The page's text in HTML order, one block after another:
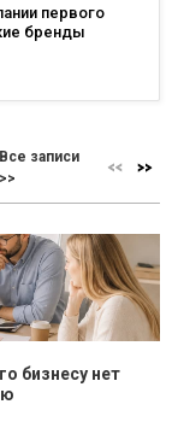
первого
бренды
Все записи
>>
бизнесу нет